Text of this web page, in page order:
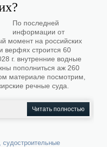
По последней
информации от
момент на российских
верфях строится 60
г. внутренние водные
пополниться аж 260
материале посмотрим,
речные суда.
Читать полностью
, судостроительные